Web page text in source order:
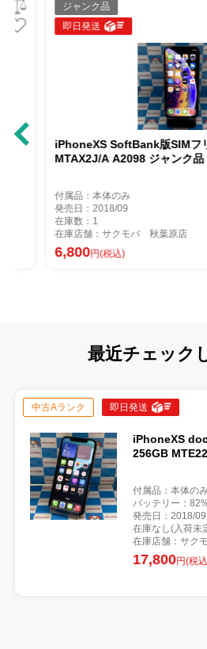
ジャンク品
即日発送
iPhoneXS SoftBank版SIMフ
MTAX2J/A A2098 ジャンク品
付属品：本体のみ
発売日：2018/09
在庫数：1
在庫店舗：サクモバ 秋葉原店
6,800円(税込)
最近チェック
中古Aランク 即日発送
iPhoneXS
256GB
付属品：本体の
バッテリー：
発売日：2018/09
在庫なし(入荷未
在庫店舗：サク
17,800円(税